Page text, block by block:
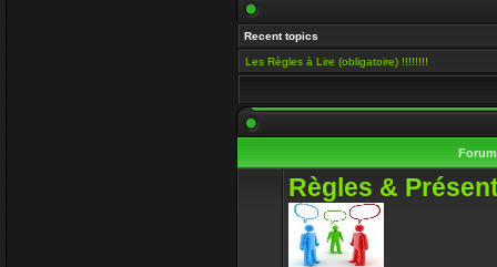
Salut Venusia, oui je
histoire de conserver
15 Mai 2019 00:13
Il y a encore quelqu'un
VénusiaBis
10 Mai 2019 11:53
Merci frérot d'avoir,
Recent topics
Les Règles à Lire (obligatoire) !!!!!!!!
Règles &